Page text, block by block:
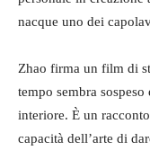
nacque uno dei
Zhao firma un film di
tempo sembra
interiore. È un
capacità dell’arte di